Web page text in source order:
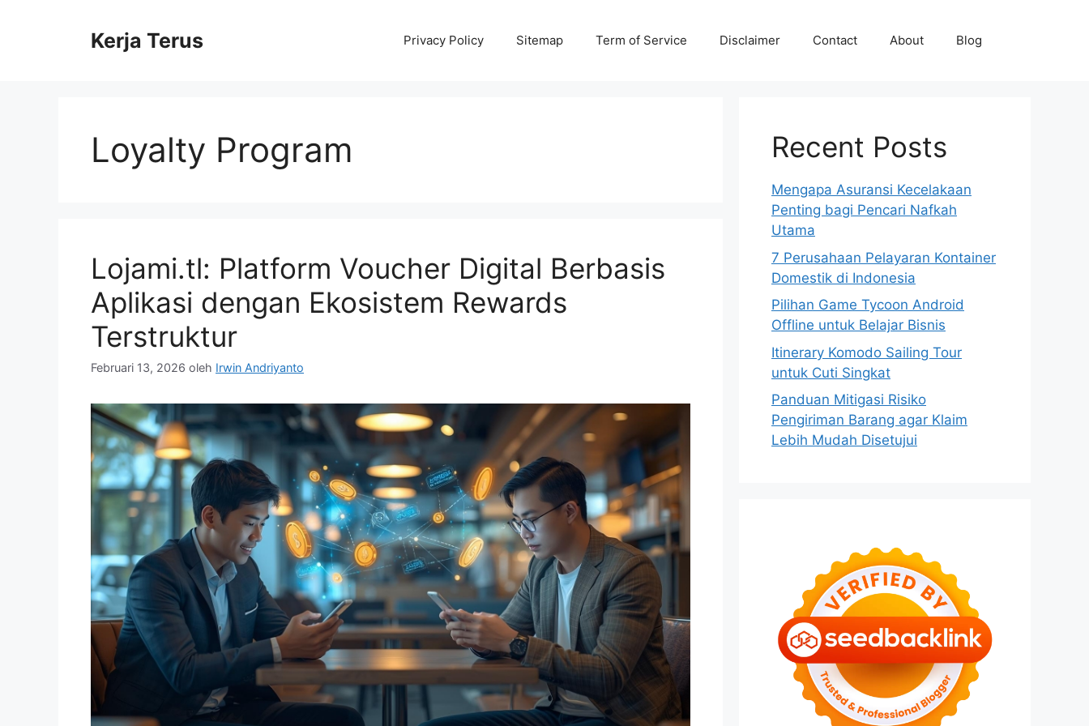
Kerja Terus Privacy Policy Sitemap Term of Service Disclaimer Contact About Blog
Loyalty Program
Lojami.tl: Platform Voucher Digital Berbasis
Aplikasi dengan Ekosistem Rewards
Terstruktur
Februari 13, 2026 oleh Irwin Andriyanto
Recent Posts
Mengapa Asuransi Kecelakaan
Penting bagi Pencari Nafkah
Utama
7 Perusahaan Pelayaran Kontainer
Domestik di Indonesia
Pilihan Game Tycoon Android
Offline untuk Belajar Bisnis
Itinerary Komodo Sailing Tour
untuk Cuti Singkat
Panduan Mitigasi Risiko
Pengiriman Barang agar Klaim
Lebih Mudah Disetujui